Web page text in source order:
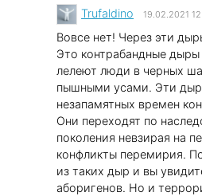
Trufaldino 19.02.2021
Вовсе нет! Через эти
Это контрабандные
лелеют люди в черных
пышными усами. Эти
незапамятных времен
Они переходят по
поколения невзирая на
конфликты перемирия.
из таких дыр и вы
аборигенов. Но и